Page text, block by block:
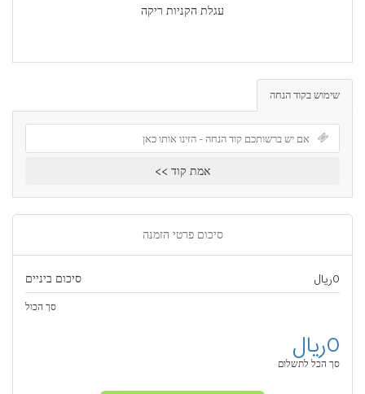
עגלת הקניות ריקה
שימוש בקוד הנחה
אמת קוד >>
סיכום פרטי הזמנה
סיכום ביניים 0ریال
סך הכול
0ریال
סך הכל לתשלום